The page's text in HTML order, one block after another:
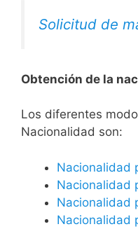
Solicitud de
Obtención de la
​​​Los diferentes
Nacionalidad son:
Nacionalidad
Nacionalidad
Nacionalidad
Nacionalidad